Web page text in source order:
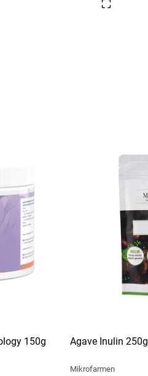
150g Agave Inulin 250g
Mikrofarmen